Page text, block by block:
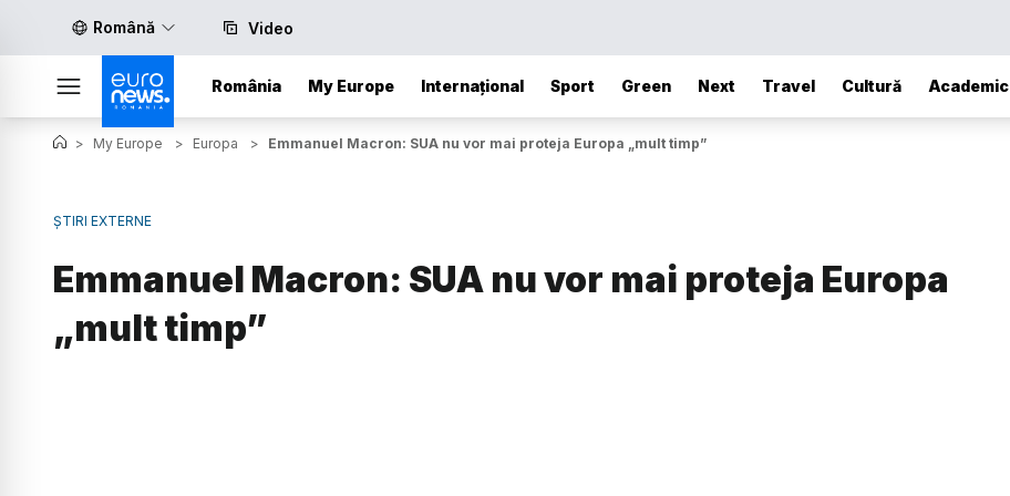
Română Video
România My Europe Internațional Sport Green Next Travel Cultură Academic
> My Europe > Europa > Emmanuel Macron: SUA nu vor mai proteja Europa „mult timp”
ȘTIRI EXTERNE
Emmanuel Macron: SUA nu vor mai proteja Europa
„mult timp”